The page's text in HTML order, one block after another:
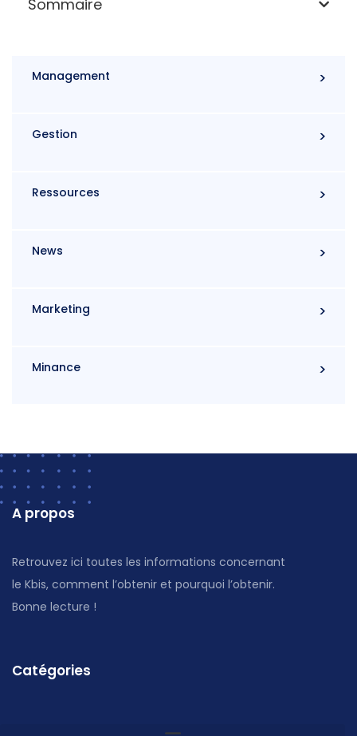
Sommaire
Management
Gestion
Ressources
News
Marketing
Minance
A propos
Retrouvez ici toutes les informations concernant
le Kbis, comment l’obtenir et pourquoi l’obtenir.
Bonne lecture !
Catégories